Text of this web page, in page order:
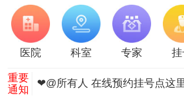
医院 科室 专家
重要
通知
❤@所有人 在线预约挂号点这里